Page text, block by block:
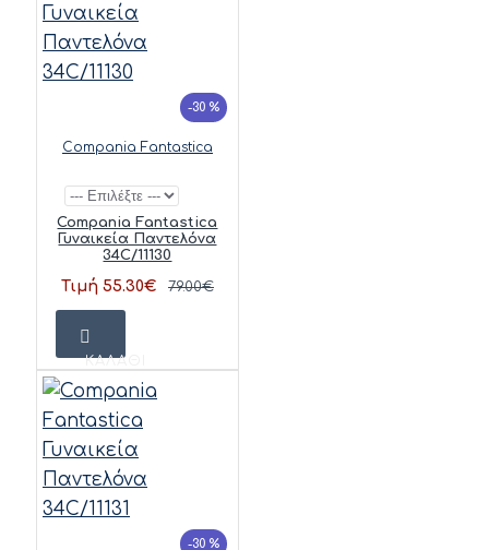
-30 %
Compania Fantastica
Compania Fantastica
Γυναικεία Παντελόνα
34C/11130
Τιμή 55.30€ 79.00€
ΚΑΛΆΘΙ
-30 %